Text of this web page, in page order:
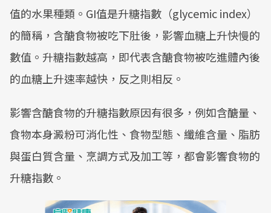
值的水果種類。GI值是升糖指數（glycemic index）
的簡稱，含醣食物被吃下肚後，影響血糖上升快慢的
數值。升糖指數越高，即代表含醣食物被吃進體內後
的血糖上升速率越快，反之則相反。
影響含醣食物的升糖指數原因有很多，例如含醣量、
食物本身澱粉可消化性、食物型態、纖維含量、脂肪
與蛋白質含量、烹調方式及加工等，都會影響食物的
升糖指數。